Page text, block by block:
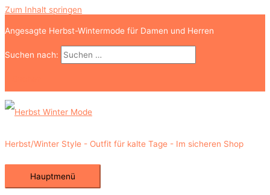
Zum Inhalt springen
Angesagte Herbst-Wintermode für Damen und Herren
Suchen nach:
Herbst/Winter Style - Outfit für kalte Tage - Im sicheren Shop
Hauptmenü